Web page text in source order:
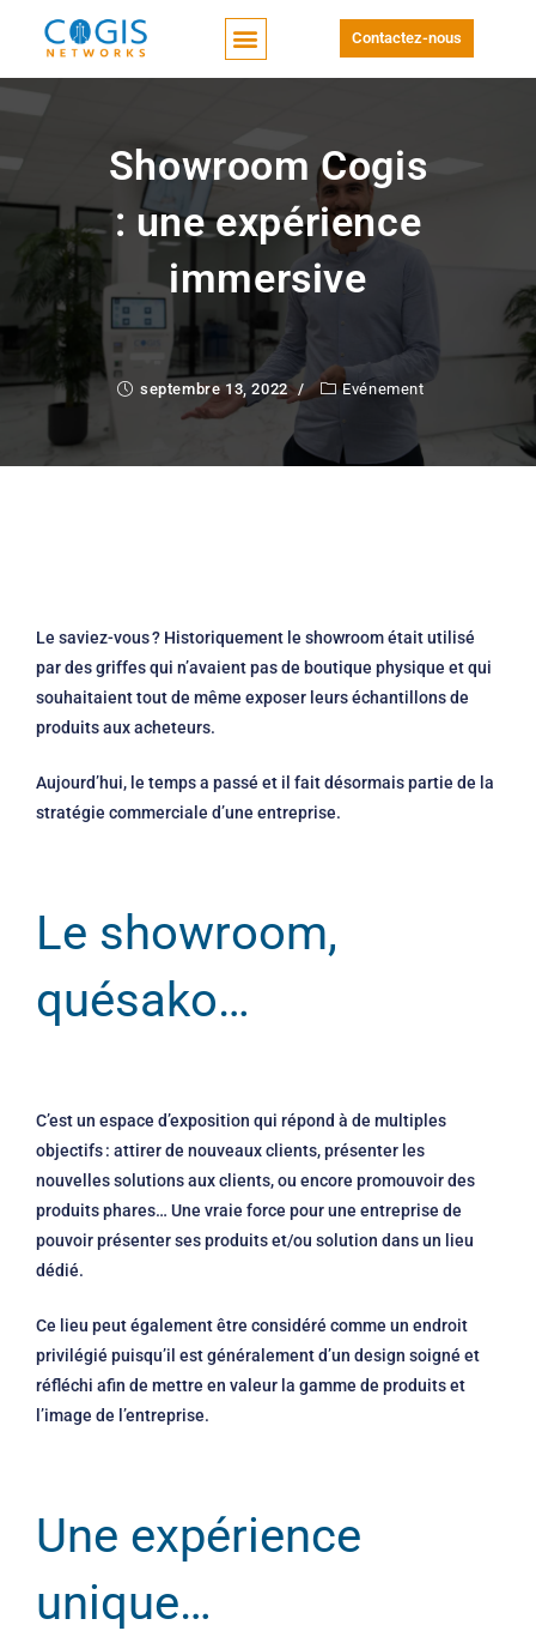
Contactez-nous
Showroom Cogis
: une expérience
immersive
septembre 13, 2022 Evénement
Le saviez-vous ? Historiquement le showroom était utilisé
par des griffes qui n’avaient pas de boutique physique et qui
souhaitaient tout de même exposer leurs échantillons de
produits aux acheteurs.
Aujourd’hui, le temps a passé et il fait désormais partie de la
stratégie commerciale d’une entreprise.
Le showroom,
quésako…
C’est un espace d’exposition qui répond à de multiples
objectifs : attirer de nouveaux clients, présenter les
nouvelles solutions aux clients, ou encore promouvoir des
produits phares… Une vraie force pour une entreprise de
pouvoir présenter ses produits et/ou solution dans un lieu
dédié.
Ce lieu peut également être considéré comme un endroit
privilégié puisqu’il est généralement d’un design soigné et
réfléchi afin de mettre en valeur la gamme de produits et
l’image de l’entreprise.
Une expérience
unique…